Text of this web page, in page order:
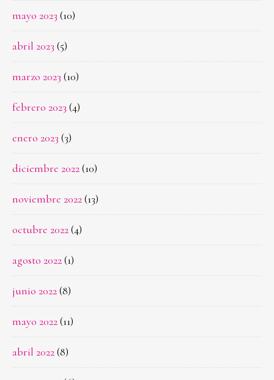
mayo 2023 (10)
abril 2023 (5)
marzo 2023 (10)
febrero 2023 (4)
enero 2023 (3)
diciembre 2022(10)
noviembre 2022(13)
octubre 2022(4)
agosto 2022(1)
junio 2022(8)
mayo 2022(11)
abril 2022(8)